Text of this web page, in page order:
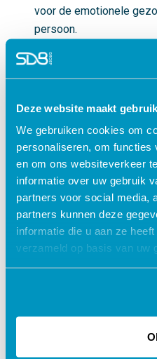
Deze website maakt
We gebruiken cookies om
personaliseren, om functies
en om ons websiteverkeer
informatie over uw gebruik
partners voor social media,
partners kunnen deze
informatie die u aan ze
verzameld op basis van uw
voor de emotionele
persoon.
3. Financiële uitbuiting
Dit houdt in dat iemand
eigendommen van een
verduistert of op andere
persoonlijk gewin.
4. Seksueel misbruik
Dit verwijst naar elke
seksueel gedrag ten
persoon, zoals